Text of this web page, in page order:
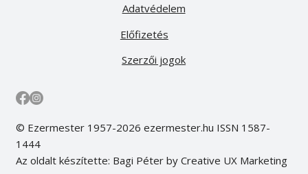
Előfizetés
Adatvédelem
Szerzői jogok
© Ezermester 1957-2026 ezermester.hu ISSN 1587-
1444
Az oldalt készítette: Bagi Péter by Creative UX Marketing